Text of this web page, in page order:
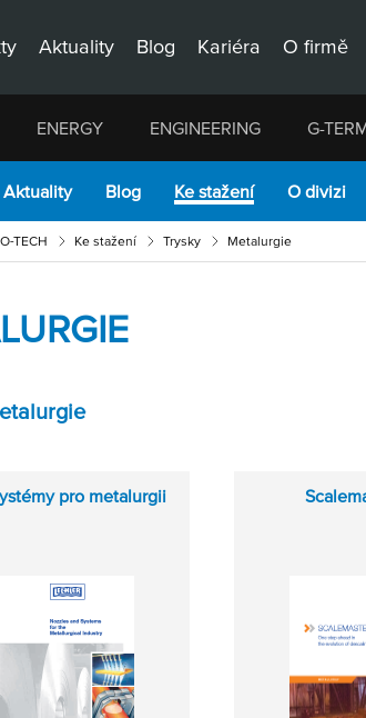
Aktuality Blog Kariéra O firmě
ENERGY ENGINEERING G-
Aktuality Blog Ke stažení O divizi
TECH Ke stažení Trysky Metalurgie
pro metalurgii